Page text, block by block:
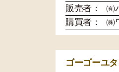
販売者：
㈲
購買者：
㈱
ゴーゴーユ